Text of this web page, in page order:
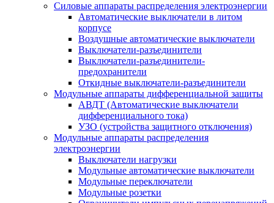
Силовые аппараты распределения электроэнергии
Автоматические выключатели в литом
корпусе
Воздушные автоматические выключатели
Выключатели-разъединители
Выключатели-разъединители-
предохранители
Откидные выключатели-разъединители
Модульные аппараты дифференциальной защиты
АВДТ (Автоматические выключатели
дифференциального тока)
УЗО (устройства защитного отключения)
Модульные аппараты распределения
электроэнергии
Выключатели нагрузки
Модульные автоматические выключатели
Модульные переключатели
Модульные розетки